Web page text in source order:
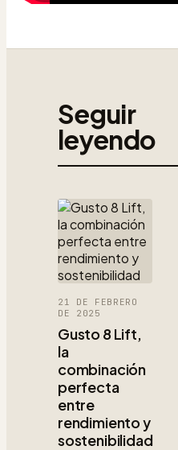
Seguir
leyendo
21 DE FEBRERO
DE 2025
Gusto 8 Lift,
la
combinación
perfecta
entre
rendimiento y
sostenibilidad